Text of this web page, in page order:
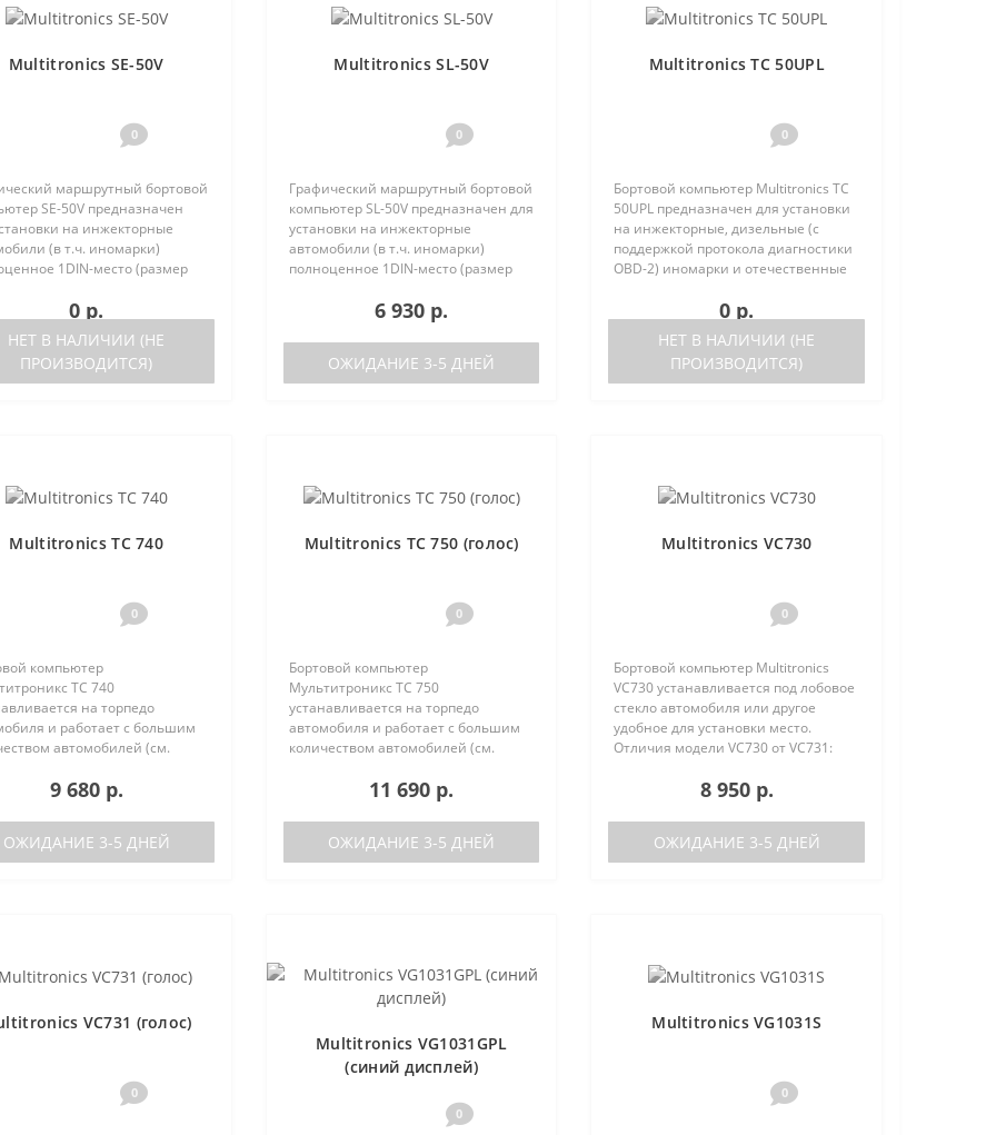
Multitronics SE-50V
0
маршрутный бортовой
SE-50V предназначен
на инжекторные
(в т.ч. иномарки)
1DIN-место (размер
возможна как с ЭБУ (список
0 р.
НЕТ В НАЛИЧИИ (НЕ
ПРОИЗВОДИТСЯ)
Multitronics SL-50V
0
Графический маршрутный бортовой
компьютер SL-50V предназначен для
установки на инжекторные
автомобили (в т.ч. иномарки)
полноценное 1DIN-место (размер
прибора возможна как с ЭБУ (список
поддерживаемых ЭБУ предст..
6 930 р.
ОЖИДАНИЕ 3-5 ДНЕЙ
Multitronics TC 50UPL
0
Бортовой компьютер Multitronics TC
50UPL предназначен для установки
на инжекторные, дизельные (с
поддержкой протокола диагностики
OBD-2) иномарки и отечественные
возможна как с блоками управления
0 р.
НЕТ В НАЛИЧИИ (НЕ
ПРОИЗВОДИТСЯ)
Multitronics TC 740
0
компьютер
TC 740
на торпедо
и работает с большим
автомобилей (см.
TC 740 от модели TC 750:
голосового синтезатора
TC 750 с го..
9 680 р.
ОЖИДАНИЕ 3-5 ДНЕЙ
Multitronics TC 750 (голос)
0
Бортовой компьютер
Мультитроникс TC 750
устанавливается на торпедо
автомобиля и работает с большим
количеством автомобилей (см.
Отличия TC 740 от модели TC 750:
отсутствие голосового синтезатора
(модель TC 740 ..
11 690 р.
ОЖИДАНИЕ 3-5 ДНЕЙ
Multitronics VC730
0
Бортовой компьютер Multitronics
VC730 устанавливается под лобовое
стекло автомобиля или другое
удобное для установки место.
Отличия модели VC730 от VC731:
(модель VC731 с голосом)
поддерживаемые протоколы диаг..
8 950 р.
ОЖИДАНИЕ 3-5 ДНЕЙ
VC731 (голос)
0
Multitronics VG1031GPL
(синий дисплей)
0
Multitronics VG1031S
0